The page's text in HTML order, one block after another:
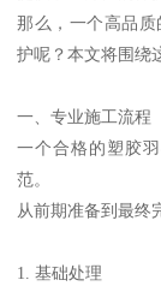
那么，一个高品
护呢？本文将围绕
一、专业施工流程
一个合格的塑胶
范。
从前期准备到最终
1. 基础处理